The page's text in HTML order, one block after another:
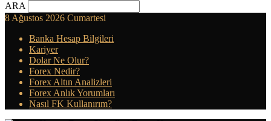
ARA
8 Ağustos 2026 Cumartesi
Banka Hesap Bilgileri
Kariyer
Dolar Ne Olur?
Forex Nedir?
Forex Altın Analizleri
Forex Anlık Yorumları
Nasıl FK Kullanırım?